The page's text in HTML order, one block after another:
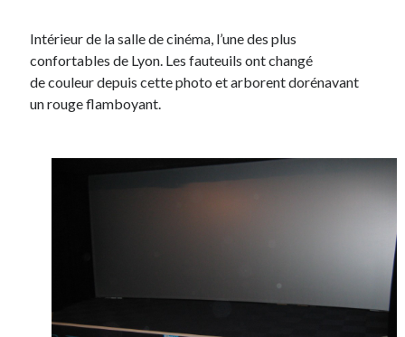
Intérieur de la salle de cinéma, l’une des plus
confortables de Lyon. Les fauteuils ont changé
de couleur depuis cette photo et arborent dorénavant
un rouge flamboyant.